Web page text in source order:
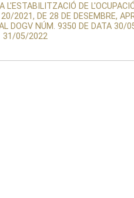
L'ESTABILITZACIÓ DE
2021, DE 28 DE DESEMBRE,
DOGV NÚM. 9350 DE DATA 30/
31/05/2022